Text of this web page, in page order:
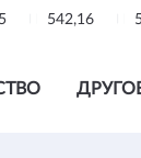
542,16